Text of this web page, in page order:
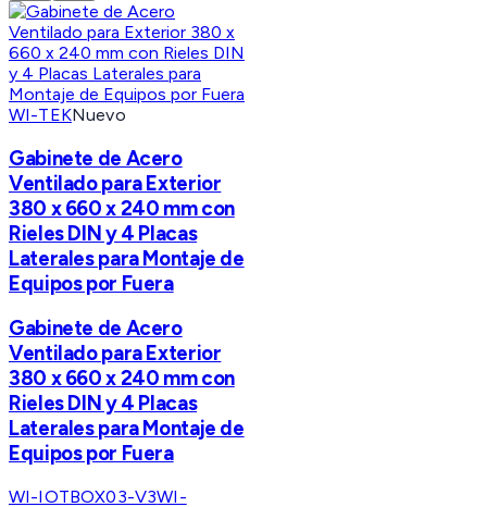
WI-TEKNuevo
Gabinete de Acero
Ventilado para Exterior
380 x 660 x 240 mm con
Rieles DIN y 4 Placas
Laterales para Montaje de
Equipos por Fuera
Gabinete de Acero
Ventilado para Exterior
380 x 660 x 240 mm con
Rieles DIN y 4 Placas
Laterales para Montaje de
Equipos por Fuera
WI-IOTBOX03-V3WI-